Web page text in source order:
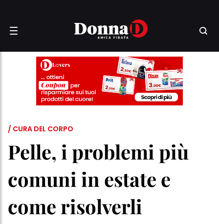
/ CURA DEL CORPO
Pelle, i problemi più
comuni in estate e
come risolverli